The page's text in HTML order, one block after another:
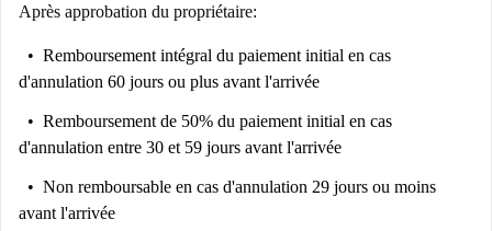
Après approbation du propriétaire:
Remboursement intégral du paiement initial en cas
d'annulation 60 jours ou plus avant l'arrivée
Remboursement de 50% du paiement initial en cas
d'annulation entre 30 et 59 jours avant l'arrivée
Non remboursable en cas d'annulation 29 jours ou moins
avant l'arrivée